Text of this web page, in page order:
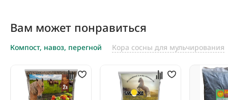
Вам может понравиться
Компост, навоз, перегной Кора сосны для мульчирования